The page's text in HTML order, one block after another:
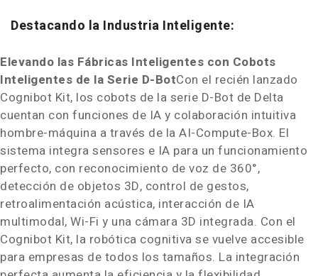
Destacando la Industria Inteligente:
Elevando las Fábricas Inteligentes con Cobots
Inteligentes de la Serie D-BotCon el recién lanzado
Cognibot Kit, los cobots de la serie D-Bot de Delta
cuentan con funciones de IA y colaboración intuitiva
hombre-máquina a través de la AI-Compute-Box. El
sistema integra sensores e IA para un funcionamiento
perfecto, con reconocimiento de voz de 360°,
detección de objetos 3D, control de gestos,
retroalimentación acústica, interacción de IA
multimodal, Wi-Fi y una cámara 3D integrada. Con el
Cognibot Kit, la robótica cognitiva se vuelve accesible
para empresas de todos los tamaños. La integración